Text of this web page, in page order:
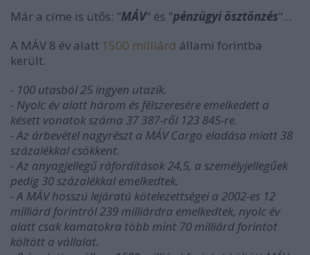
Már a címe is ütős: "MÁV" és "pénzügyi ösztönzés"...
A MÁV 8 év alatt 1500 milliárd állami forintba
került.
- 100 utasból 25 ingyen utazik.
- Nyolc év alatt három és félszeresére emelkedett a
késett vonatok száma 37 387-ről 123 845-re.
- Az árbevétel nagyrészt a MÁV Cargo eladása miatt 38
százalékkal csökkent.
- Az anyagjellegű ráfordítások 24,5, a személyjellegűek
pedig 30 százalékkal emelkedtek.
- A MÁV hosszú lejáratú kötelezettségei a 2002-es 12
milliárd forintról 239 milliárdra emelkedtek, nyolc év
alatt csak kamatokra több mint 70 milliárd forintot
költött a vállalat.